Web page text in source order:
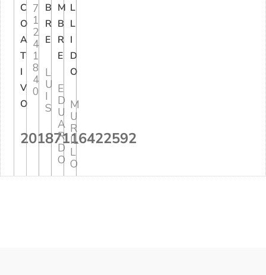
C
O
A
T
I
V
O
20187116422592
7
1
2
4
1
8
4
0
B
R
E
L
U
I
S
M
B
R
E
E
D
U
A
R
D
O
L
L
I
D
O
M
U
R
IL
L
O